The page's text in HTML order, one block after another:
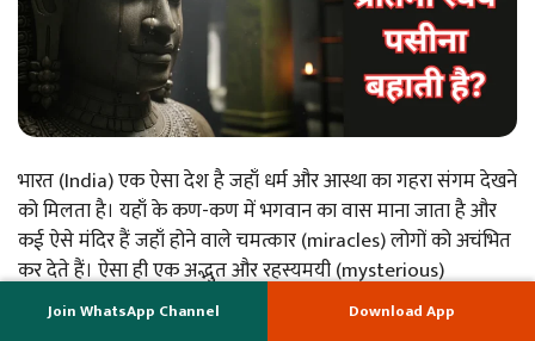
भारत (India) एक ऐसा देश है जहाँ धर्म और आस्था का गहरा संगम देखने
को मिलता है। यहाँ के कण-कण में भगवान का वास माना जाता है और
कई ऐसे मंदिर हैं जहाँ होने वाले चमत्कार (miracles) लोगों को अचंभित
कर देते हैं। ऐसा ही एक अद्भुत और रहस्यमयी (mysterious)
phenomenon है, कुछ मंदिरों में…
Join WhatsApp Channel Download App